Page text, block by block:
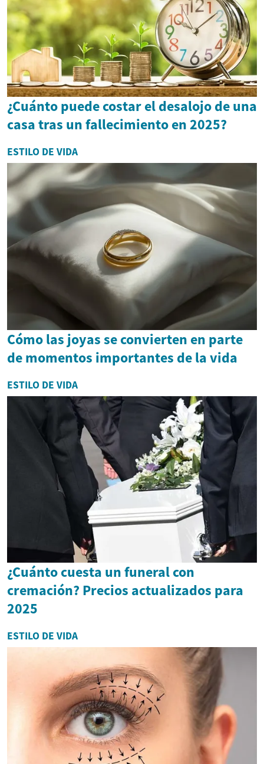
¿Cuánto puede costar el desalojo de una
casa tras un fallecimiento en 2025?
ESTILO DE VIDA
Cómo las joyas se convierten en parte
de momentos importantes de la vida
ESTILO DE VIDA
¿Cuánto cuesta un funeral con
cremación? Precios actualizados para
2025
ESTILO DE VIDA